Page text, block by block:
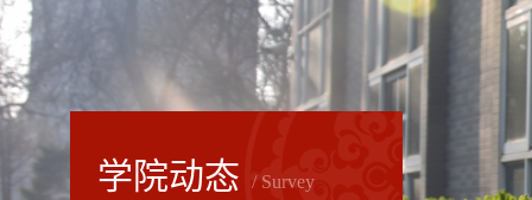
学院动态 / Survey